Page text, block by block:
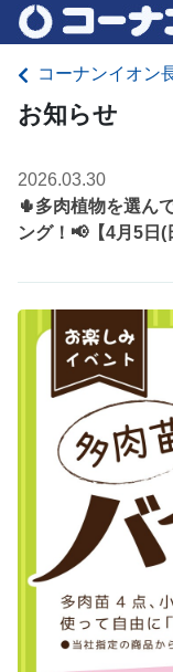
コーナンイオン
お知らせ
2026.03.30
🌵多肉植物を選ん
ング！📢【4月5日(